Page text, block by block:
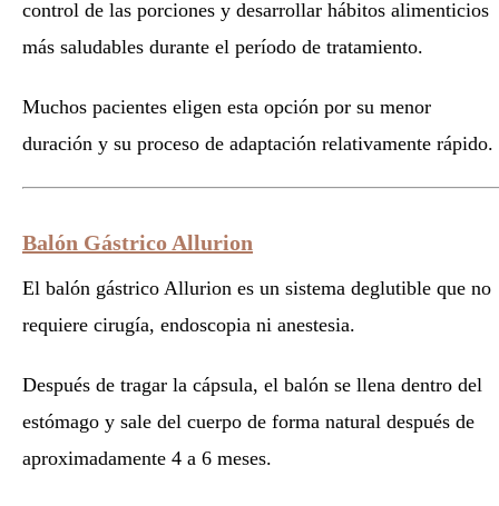
control de las porciones y desarrollar hábitos alimenticios
más saludables durante el período de tratamiento.
Muchos pacientes eligen esta opción por su menor
duración y su proceso de adaptación relativamente rápido.
Balón Gástrico Allurion
El balón gástrico Allurion es un sistema deglutible que no
requiere cirugía, endoscopia ni anestesia.
Después de tragar la cápsula, el balón se llena dentro del
estómago y sale del cuerpo de forma natural después de
aproximadamente 4 a 6 meses.